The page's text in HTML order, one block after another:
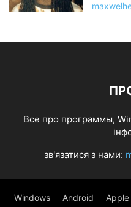
Все про программы,
зв'язатися з нами:
Windows Android Apple